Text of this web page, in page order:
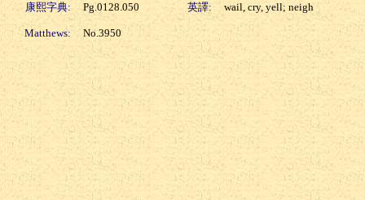
康熙字典: Pg.0128.050 英譯: wail, cry, yell; neigh
Matthews: No.3950